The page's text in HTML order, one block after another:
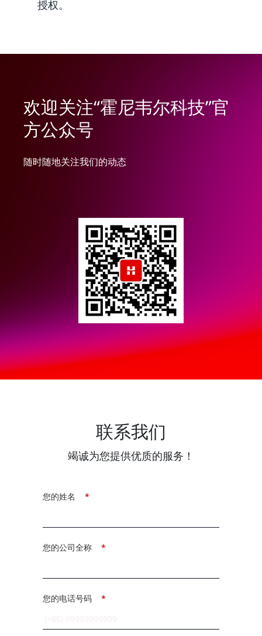
授权。
欢迎关注“霍尼韦尔科技”官
方公众号
随时随地关注我们的动态
联系我们
竭诚为您提供优质的服务！
*
您的姓名
*
您的公司全称
*
您的电话号码